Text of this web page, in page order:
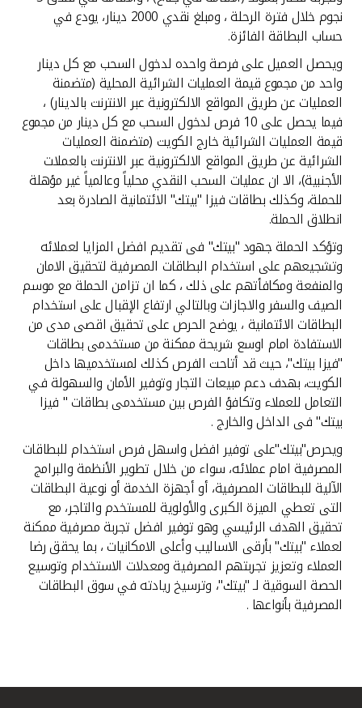
مصر
المملكة المتحدة
مملكة البحرين
نجوم خلال فترة الرحلة ، ومبلغ نقدي 2000 دينار، يودع في
حساب البطاقة الفائزة.
ويحصل العميل على فرصة واحده لدخول السحب مع كل دينار
واحد من مجموع قيمة العمليات الشرائية المحلية (متضمنة
العمليات عن طريق المواقع الالكترونية عبر الانترنت بالدينار) ،
فيما يحصل على 10 فرص لدخول السحب مع كل دينار من مجموع
قيمة العمليات الشرائية خارج الكويت (متضمنة العمليات
الشرائية عن طريق المواقع الالكترونية عبر الانترنت بالعملات
الأجنبية)، الا ان عمليات السحب النقدي محلياً وعالمياً غير مؤهلة
للحملة، وكذلك بطاقات فيزا "بيتك" الائتمانية الصادرة بعد
انطلاق الحملة.
وتؤكد الحملة جهود "بيتك" فى تقديم افضل المزايا لعملائه
وتشجيعهم على استخدام البطاقات المصرفية لتحقيق الامان
والمنفعة ومكافأتهم على ذلك ، كما ان تزامن الحملة مع موسم
الصيف والسفر والاجازات وبالتالي ارتفاع الإقبال على استخدام
البطاقات الائتمانية ، يوضح الحرص على تحقيق اقصى مدى من
الاستفادة امام اوسع شريحة ممكنة من مستخدمى بطاقات
"فيزا بيتك"، حيث قد أتاحت الفرص كذلك لمستخدميها داخل
الكويت، بهدف دعم مبيعات التجار وتوفير الأمان والسهولة في
التعامل للعملاء وتكافؤ الفرص بين مستخدمى بطاقات " فيزا
بيتك" فى الداخل والخارج .
ويحرص"بيتك"على توفير افضل واسهل فرص استخدام للبطاقات
المصرفية امام عملائه، سواء من خلال تطوير الأنظمة والبرامج
الآلية للبطاقات المصرفية، أو أجهزة الخدمة أو نوعية البطاقات
التى تعطي الميزة الكبرى والأولوية للمستخدم والتاجر، مع
تحقيق الهدف الرئيسي وهو توفير افضل تجربة مصرفية ممكنة
لعملاء "بيتك" بأرقى الاساليب وأعلى الامكانيات ، بما يحقق رضا
العملاء وتعزيز تجربتهم المصرفية ومعدلات الاستخدام وتوسيع
الحصة السوقية لـ "بيتك"، وترسيخ ريادته في سوق البطاقات
المصرفية بأنواعها .